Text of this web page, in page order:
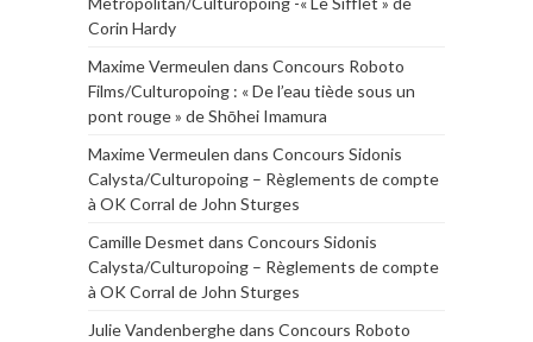
Corin Hardy
Maxime Vermeulen dans Concours Roboto
Films/Culturopoing : « De l’eau tiède sous un
pont rouge » de Shōhei Imamura
Maxime Vermeulen dans Concours Sidonis
Calysta/Culturopoing – Règlements de compte
à OK Corral de John Sturges
Camille Desmet dans Concours Sidonis
Calysta/Culturopoing – Règlements de compte
à OK Corral de John Sturges
Julie Vandenberghedans Concours Roboto